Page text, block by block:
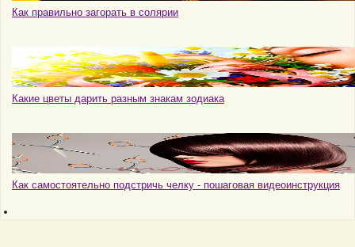
Как правильно загорать в солярии
Какие цветы дарить разным знакам зодиака
Как самостоятельно подстричь челку - пошаговая видеоинструкция